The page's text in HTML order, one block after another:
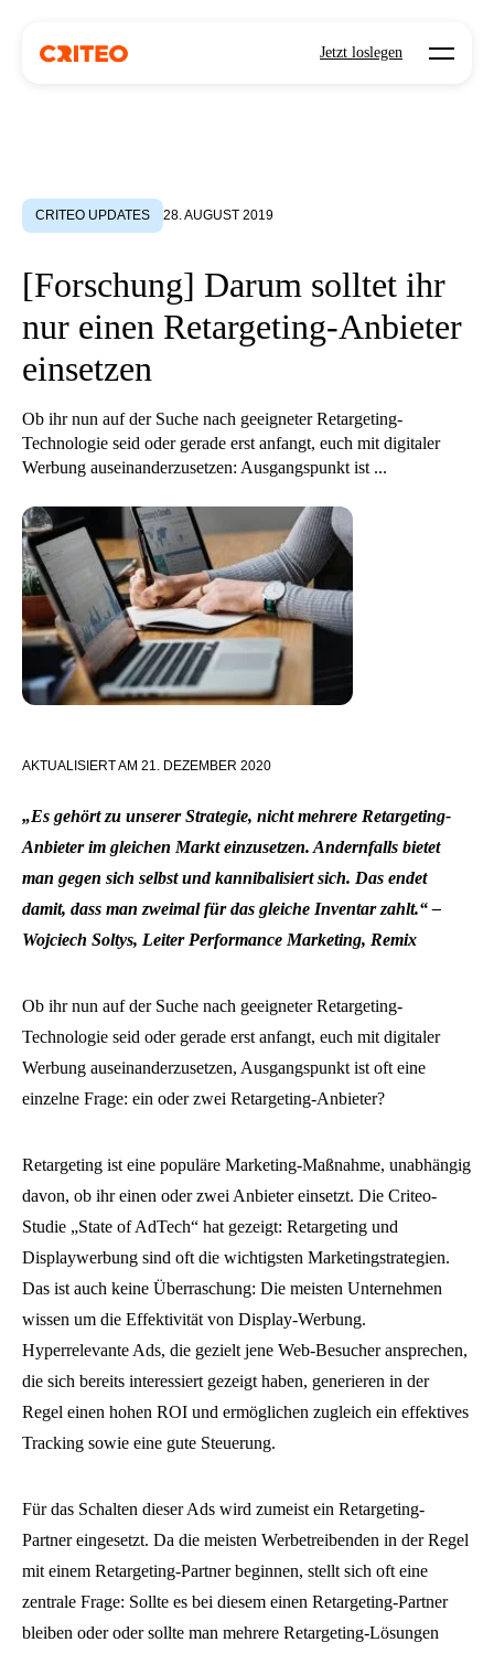
Jetzt loslegen Open
CRITEO UPDATES 28. AUGUST 2019
[Forschung] Darum solltet ihr
nur einen Retargeting-Anbieter
einsetzen
Ob ihr nun auf der Suche nach geeigneter Retargeting-
Technologie seid oder gerade erst anfangt, euch mit digitaler
Werbung auseinanderzusetzen: Ausgangspunkt ist ...
AKTUALISIERT AM 21. DEZEMBER 2020
„Es gehört zu unserer Strategie, nicht mehrere Retargeting-
Anbieter im gleichen Markt einzusetzen. Andernfalls bietet
man gegen sich selbst und kannibalisiert sich. Das endet
damit, dass man zweimal für das gleiche Inventar zahlt.“ –
Wojciech Soltys, Leiter Performance Marketing, Remix
Ob ihr nun auf der Suche nach geeigneter Retargeting-
Technologie seid oder gerade erst anfangt, euch mit digitaler
Werbung auseinanderzusetzen, Ausgangspunkt ist oft eine
einzelne Frage: ein oder zwei Retargeting-Anbieter?
Retargeting ist eine populäre Marketing-Maßnahme, unabhängig
davon, ob ihr einen oder zwei Anbieter einsetzt. Die Criteo-
Studie „State of AdTech“ hat gezeigt: Retargeting und
Displaywerbung sind oft die wichtigsten Marketingstrategien.
Das ist auch keine Überraschung: Die meisten Unternehmen
wissen um die Effektivität von Display-Werbung.
Hyperrelevante Ads, die gezielt jene Web-Besucher ansprechen,
die sich bereits interessiert gezeigt haben, generieren in der
Regel einen hohen ROI und ermöglichen zugleich ein effektives
Tracking sowie eine gute Steuerung.
Für das Schalten dieser Ads wird zumeist ein Retargeting-
Partner eingesetzt. Da die meisten Werbetreibenden in der Regel
mit einem Retargeting-Partner beginnen, stellt sich oft eine
zentrale Frage: Sollte es bei diesem einen Retargeting-Partner
bleiben oder oder sollte man mehrere Retargeting-Lösungen